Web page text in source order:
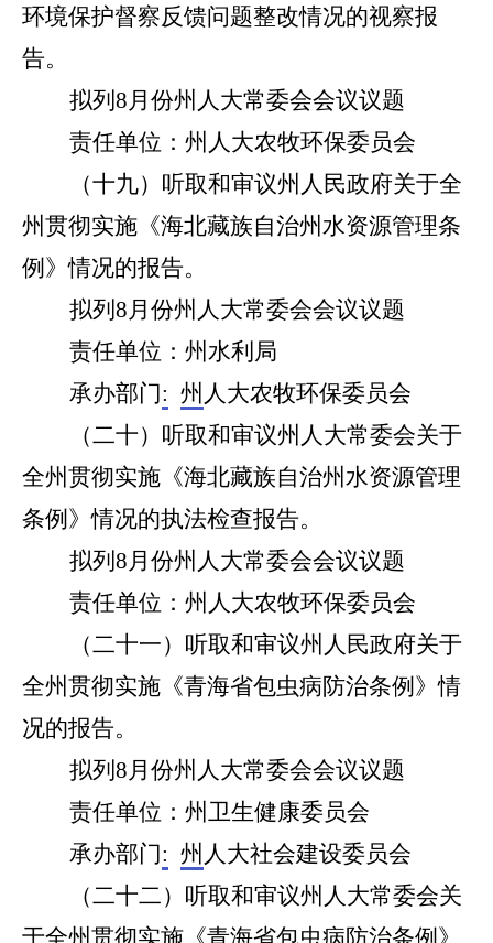
环境保护督察反馈问题整改情况的视察报
告。
拟列 8月份州人大常委会会议议题
责任单位 ： 州 人大农牧环保委员会
（十九）听取和审议州人民政府关于全
州贯彻实施《海北藏族自治州水资源管理条
例》情况的报告。
拟列 8月份州人大常委会会议议题
责任单位：州水利局
承办部门: 州 人大农牧环保委员会
（二十）听取和审议州人大常委会关于
全州贯彻实施《海北藏族自治州水资源管理
条例》情况的执法检查报告。
拟列 8月份州人大常委会会议议题
责任单位： 州人大农牧环保委员会
（二十一）听取和审议州人民政府关于
全州贯彻实施《青海省包虫病防治条例》情
况的报告。
拟列 8月份州人大常委会会议议题
责任单位： 州卫生健康委员会
承办部门: 州 人大社会建设委员会
（二十二）听取和审议州人大常委会关